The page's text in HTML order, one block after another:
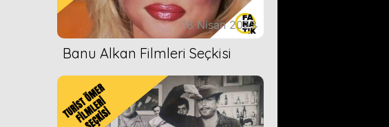
18 Nisan 2023
Banu Alkan Filmleri Seçkisi